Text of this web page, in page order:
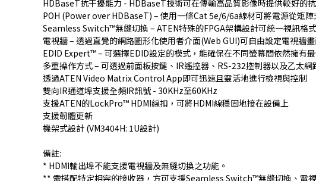
HDBaseT抗干擾能力 - HDBaseT技術可在傳輸高品質影像時提供較好的
POH (Power over HDBaseT) – 使用一條Cat 5e/6/6a線材可將電源從矩
Seamless Switch™無縫切換 – ATEN特殊的FPGA架構設計可統一視訊格
電視牆 – 透過直覺的網路圖形化使用者介面(Web GUI)可自由設定電視牆
EDID Expert™ – 可選擇EDID設定的模式，能確保在不同螢幕間依然擁有
多重操作方式 – 可透過前面板按鍵、IR遙控器、RS-232控制器以及乙太
透過ATEN Video Matrix Control App即可迅速且靈活地進行檢視與控制
雙向IR通道埠支援全頻IR訊號 - 30KHz至60KHz
支援ATEN的LockPro™ HDMI線扣，可將HDMI線穩固地接在設備上
支援韌體更新
機架式設計 (VM3404H: 1U設計)
備註:
* HDMI輸出埠不能支援電視牆及無縫切換之功能。
** 需搭配特定相容的接收器，方可支援Seamless Switch™無縫切換、電視